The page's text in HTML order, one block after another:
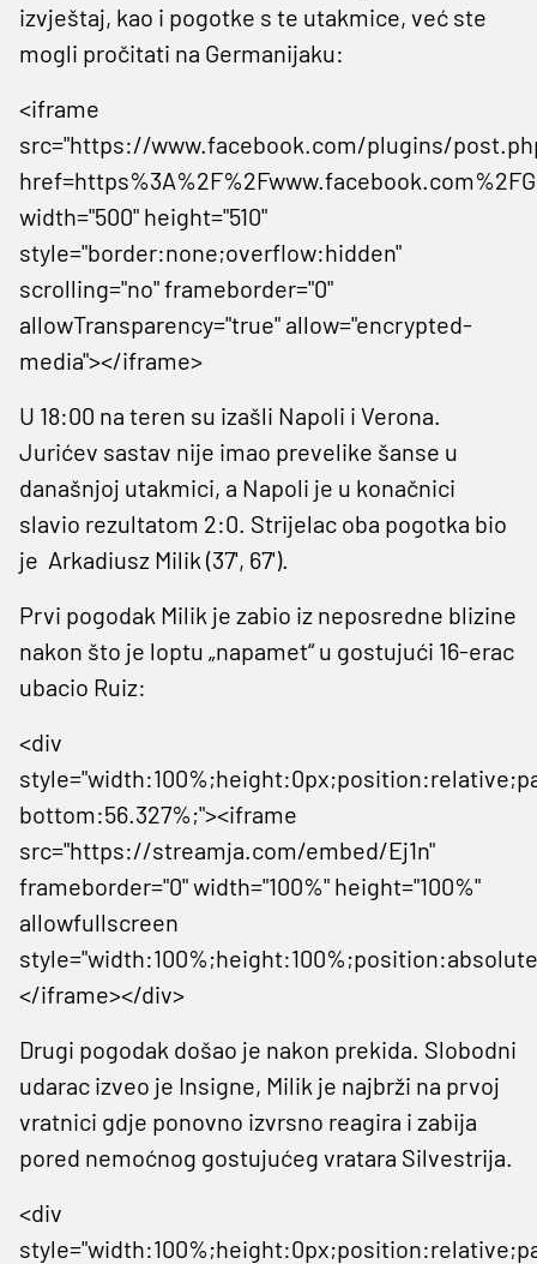
izvještaj, kao i pogotke s te utakmice, već ste
mogli pročitati na Germanijaku:
<iframe
src="https://www.facebook.com/plugins/
width="500" height="510"
style="border:none;overflow:hidden"
scrolling="no" frameborder="0"
allowTransparency="true" allow="encrypted-
media"></iframe>
U 18:00 na teren su izašli Napoli i Verona.
Jurićev sastav nije imao prevelike šanse u
današnjoj utakmici, a Napoli je u konačnici
slavio rezultatom 2:0. Strijelac oba pogotka bio
je Arkadiusz Milik (37', 67').
Prvi pogodak Milik je zabio iz neposredne blizine
nakon što je loptu „napamet“ u gostujući 16-erac
ubacio Ruiz:
<div
bottom:56.327%;"><iframe
src="https://streamja.com/embed/Ej1n"
frameborder="0" width="100%" height="100%"
allowfullscreen
</iframe></div>
Drugi pogodak došao je nakon prekida. Slobodni
udarac izveo je Insigne, Milik je najbrži na prvoj
vratnici gdje ponovno izvrsno reagira i zabija
pored nemoćnog gostujućeg vratara Silvestrija.
<div